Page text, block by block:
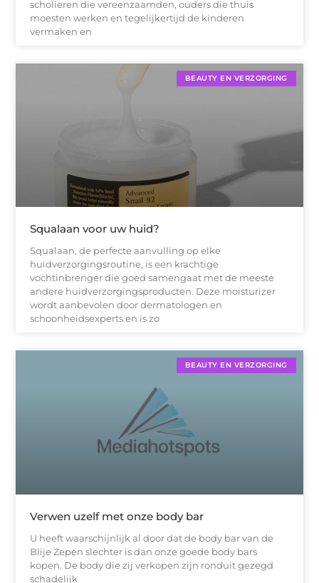
scholieren die vereenzaamden, ouders die thuis
moesten werken en tegelijkertijd de kinderen
vermaken en
BEAUTY EN VERZORGING
Squalaan voor uw huid?
Squalaan, de perfecte aanvulling op elke
huidverzorgingsroutine, is een krachtige
vochtinbrenger die goed samengaat met de meeste
andere huidverzorgingsproducten. Deze moisturizer
wordt aanbevolen door dermatologen en
schoonheidsexperts en is zo
BEAUTY EN VERZORGING
Verwen uzelf met onze body bar
U heeft waarschijnlijk al door dat de body bar van de
Blije Zepen slechter is dan onze goede body bars
kopen. De body die zij verkopen zijn ronduit gezegd
schadelijk